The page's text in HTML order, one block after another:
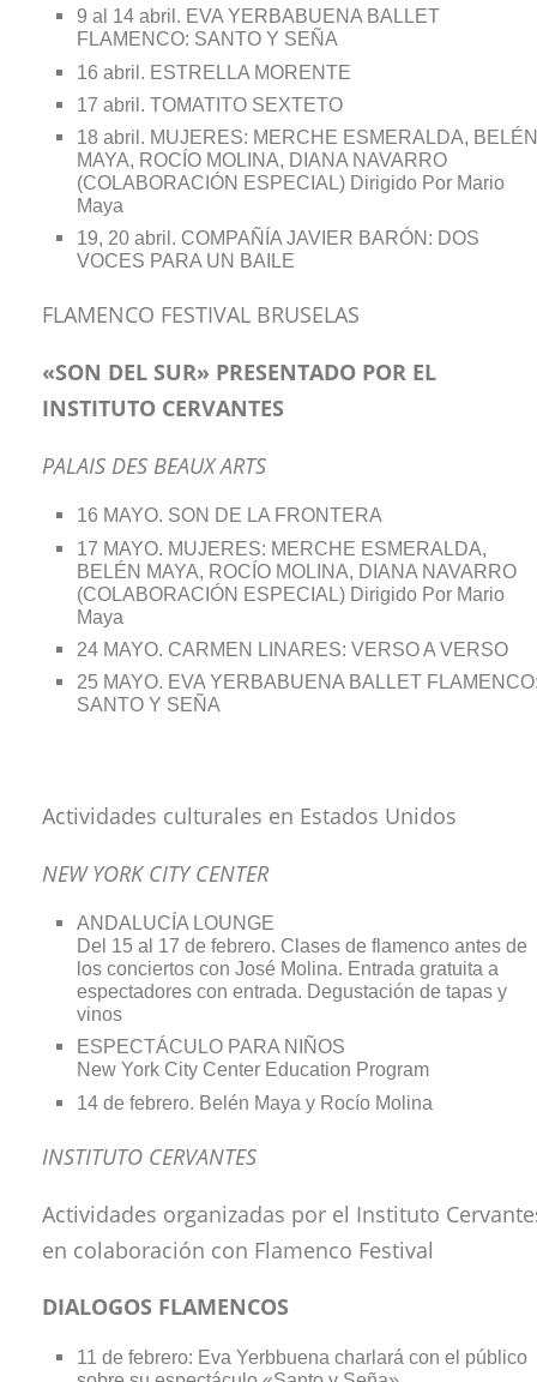
9 al 14 abril. EVA YERBABUENA BALLET
FLAMENCO: SANTO Y SEÑA
16 abril. ESTRELLA MORENTE
17 abril. TOMATITO SEXTETO
18 abril. MUJERES: MERCHE ESMERALDA,
MAYA, ROCÍO MOLINA, DIANA NAVARRO
(COLABORACIÓN ESPECIAL) Dirigido Por Mario
Maya
19, 20 abril. COMPAÑÍA JAVIER BARÓN: DOS
VOCES PARA UN BAILE
FLAMENCO FESTIVAL BRUSELAS
«SON DEL SUR» PRESENTADO POR EL
INSTITUTO CERVANTES
PALAIS DES BEAUX ARTS
16 MAYO. SON DE LA FRONTERA
17 MAYO. MUJERES: MERCHE ESMERALDA,
BELÉN MAYA, ROCÍO MOLINA, DIANA NAVARRO
(COLABORACIÓN ESPECIAL) Dirigido Por Mario
Maya
24 MAYO. CARMEN LINARES: VERSO A VERSO
25 MAYO. EVA YERBABUENA BALLET
SANTO Y SEÑA
Actividades culturales en Estados Unidos
NEW YORK CITY CENTER
ANDALUCÍA LOUNGE
Del 15 al 17 de febrero. Clases de flamenco antes de
los conciertos con José Molina. Entrada gratuita a
espectadores con entrada. Degustación de tapas y
vinos
ESPECTÁCULO PARA NIÑOS
New York City Center Education Program
14 de febrero. Belén Maya y Rocío Molina
INSTITUTO CERVANTES
Actividades organizadas por el Instituto
en colaboración con Flamenco Festival
DIALOGOS FLAMENCOS
11 de febrero: Eva Yerbbuena charlará con el público